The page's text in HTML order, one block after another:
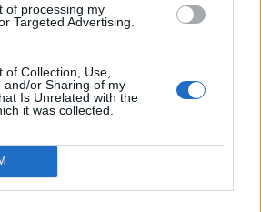
of processing my
Targeted Advertising.
of Collection, Use,
and/or Sharing of my
Is Unrelated with the
it was collected.
consultabile in questo portale è di nostra proprietà.
presenti su "Calciomercato Magazine" sono in parte
e testi allegati ed autorizzati alla pubblicazione, e
Se i soggetti o gli autori avessero qualcosa in
avranno che da segnalarlo alla redazione (indirizzo
), che provvederà prontamente alla rimozione.
è una testata giornalistica, ma un sito di informazione di